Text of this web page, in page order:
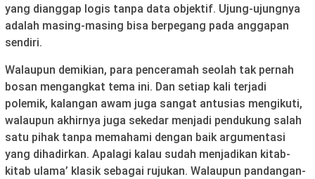
yang dianggap logis tanpa data objektif. Ujung-ujungnya
adalah masing-masing bisa berpegang pada anggapan
sendiri.
Walaupun demikian, para penceramah seolah tak pernah
bosan mengangkat tema ini. Dan setiap kali terjadi
polemik, kalangan awam juga sangat antusias mengikuti,
walaupun akhirnya juga sekedar menjadi pendukung salah
satu pihak tanpa memahami dengan baik argumentasi
yang dihadirkan. Apalagi kalau sudah menjadikan kitab-
kitab ulama’ klasik sebagai rujukan. Walaupun pandangan-